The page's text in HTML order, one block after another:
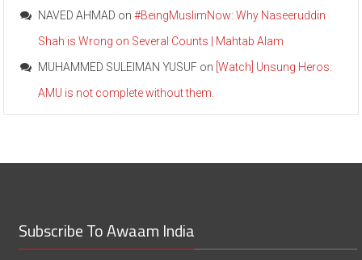
NAVED AHMAD on#BeingMuslimNow: Why Naseeruddin
Shah is Wrong on Several Counts | Mahtab Alam
MUHAMMED SULEIMAN YUSUF on [Watch] Unsung Heros:
AMU is not complete without them.
Subscribe To Awaam India